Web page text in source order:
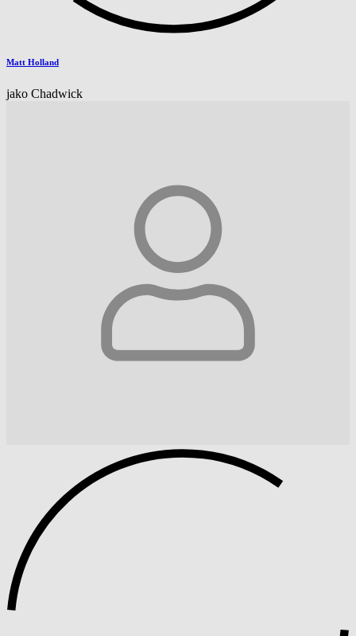
Matt Holland
jako Chadwick